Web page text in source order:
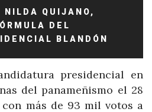
NILDA QUIJANO,
DEL
BLANDÓN
presidencial en
del panameñismo el 28
con más de 93 mil votos a